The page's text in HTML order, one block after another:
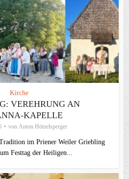
Kirche
VEREHRUNG AN
KAPELLE
von Anton Hötzelsperger
im Priener Weiler Griebling
Festtag der Heiligen...